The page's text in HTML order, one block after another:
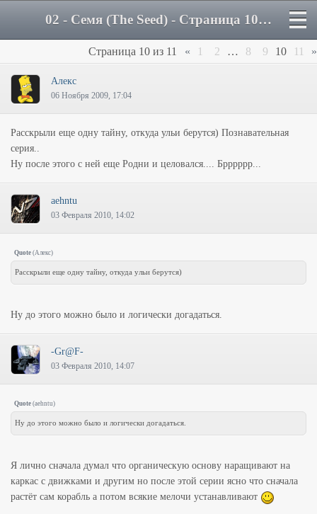
02 - Семя (The Seed) - Страница 10 - Форум
Страница 10 из 11 « 1 2 … 8 9 10 11 »
Алeкс
06 Ноября 2009, 17:04
Расскрыли еще одну тайну, откуда ульи берутся) Познавательная
серия..
Ну после этого с ней еще Родни и целовался.... Брррррр...
aehntu
03 Февраля 2010, 14:02
Quote (Алeкс)
Расскрыли еще одну тайну, откуда ульи берутся)
Ну до этого можно было и логически догадаться.
-Gr@F-
03 Февраля 2010, 14:07
Quote (aehntu)
Ну до этого можно было и логически догадаться.
Я лично сначала думал что органическую основу наращивают на
каркас с движками и другим но после этой серии ясно что сначала
растёт сам корабль а потом всякие мелочи устанавливают